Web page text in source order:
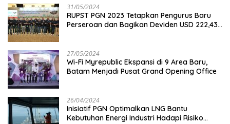
31/05/2024
RUPST PGN 2023 Tetapkan Pengurus Baru
Perseroan dan Bagikan Deviden USD 222,43
27/05/2024
Wi-Fi Myrepublic Ekspansi di 9 Area Baru,
Batam Menjadi Pusat Grand Opening Office
26/04/2024
Inisiatif PGN Optimalkan LNG Bantu
Kebutuhan Energi Industri Hadapi Risiko